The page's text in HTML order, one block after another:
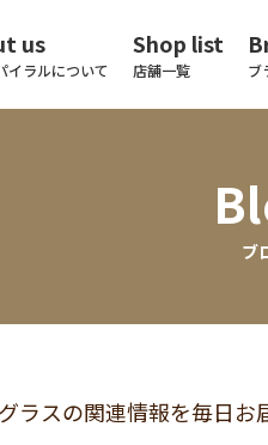
us
イラルについて
Shop list
店舗一覧 ブ
ブ
ラスの関連情報を毎日お